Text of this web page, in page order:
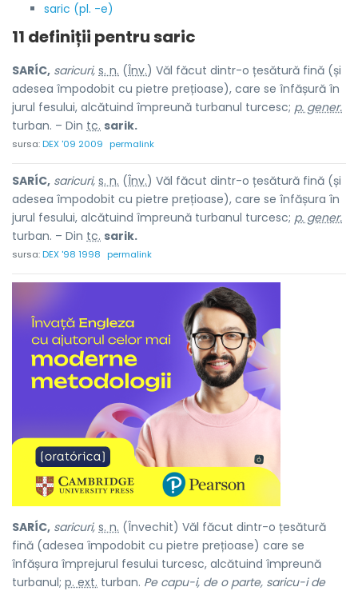
saric (pl. -e)
11 definiții pentrusaric
SARÍC, saricuri, s. n. (Înv.) Văl făcut dintr-o țesătură fină (și
adesea împodobit cu pietre prețioase), care se înfășură în
jurul fesului, alcătuind împreună turbanul turcesc; p. gener.
turban. – Din tc. sarik.
sursa:DEX '09 2009 permalink
SARÍC, saricuri, s. n. (Înv.) Văl făcut dintr-o țesătură fină (și
adesea împodobit cu pietre prețioase), care se înfășura în
jurul fesului, alcătuind împreună turbanul turcesc; p. gener.
turban. – Din tc. sarik.
sursa:DEX '98 1998 permalink
SARÍC, saricuri, s. n. (Învechit) Văl făcut dintr-o țesătură
fină (adesea împodobit cu pietre prețioase) care se
înfășura împrejurul fesului turcesc, alcătuind împreună
turbanul; p. ext. turban. Pe capu-i, de o parte, saricu-i de